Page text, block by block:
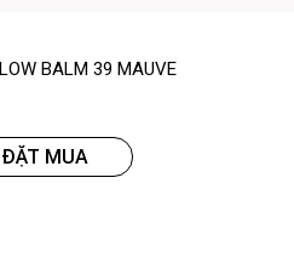
BALM 39 MAUVE
ĐẶT MUA